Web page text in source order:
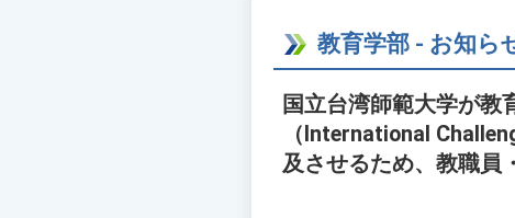
教育学部 - お知ら
国立台湾師範大学が教
（International
及させるため、教職員